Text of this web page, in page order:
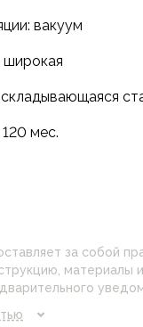
вакуум
широкая
мес.
за собой
материалы
цвета товара,